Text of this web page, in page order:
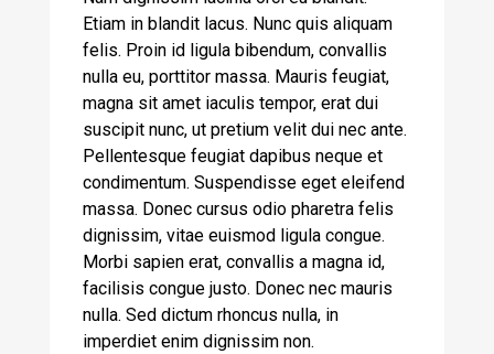
Etiam in blandit lacus. Nunc quis aliquam
felis. Proin id ligula bibendum, convallis
nulla eu, porttitor massa. Mauris feugiat,
magna sit amet iaculis tempor, erat dui
suscipit nunc, ut pretium velit dui nec ante.
Pellentesque feugiat dapibus neque et
condimentum. Suspendisse eget eleifend
massa. Donec cursus odio pharetra felis
dignissim, vitae euismod ligula congue.
Morbi sapien erat, convallis a magna id,
facilisis congue justo. Donec nec mauris
nulla. Sed dictum rhoncus nulla, in
imperdiet enim dignissim non.